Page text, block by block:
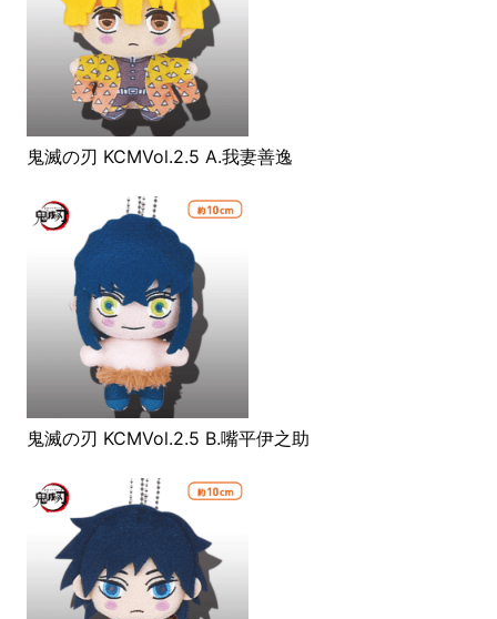
鬼滅の刃 KCMVol.2.5 A.我妻善逸
鬼滅の刃 KCMVol.2.5 B.嘴平伊之助